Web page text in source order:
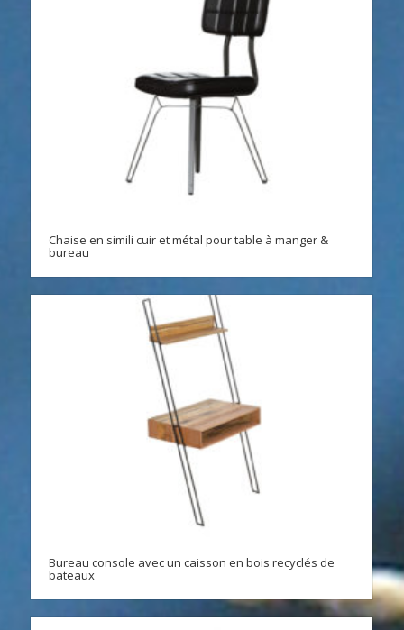
Chaise en simili cuir et métal pour table à manger &
bureau
Bureau console avec un caisson en bois recyclés de
bateaux